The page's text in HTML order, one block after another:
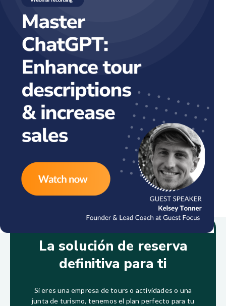
La solución de reserva
definitiva para ti
Si eres una empresa de tours o actividades o una
junta de turismo, tenemos el plan perfecto para tu